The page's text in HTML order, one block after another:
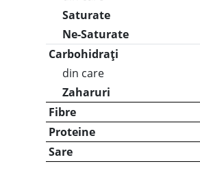
Saturate
Ne-Saturate
Carbohidrați
din care
Zaharuri
Fibre
Proteine
Sare